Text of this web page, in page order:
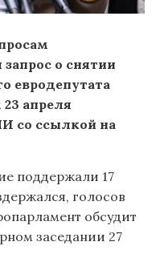
о снятии
евродепутата
апреля
со ссылкой на
поддержали 17
голосов
обсудит
заседании 27